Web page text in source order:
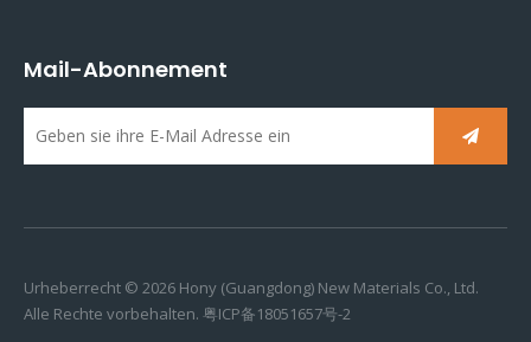
Mail-Abonnement
Urheberrecht © 2026 Hony (Guangdong) New Materials Co., Ltd.
Alle Rechte vorbehalten. 粤ICP备18051657号-2